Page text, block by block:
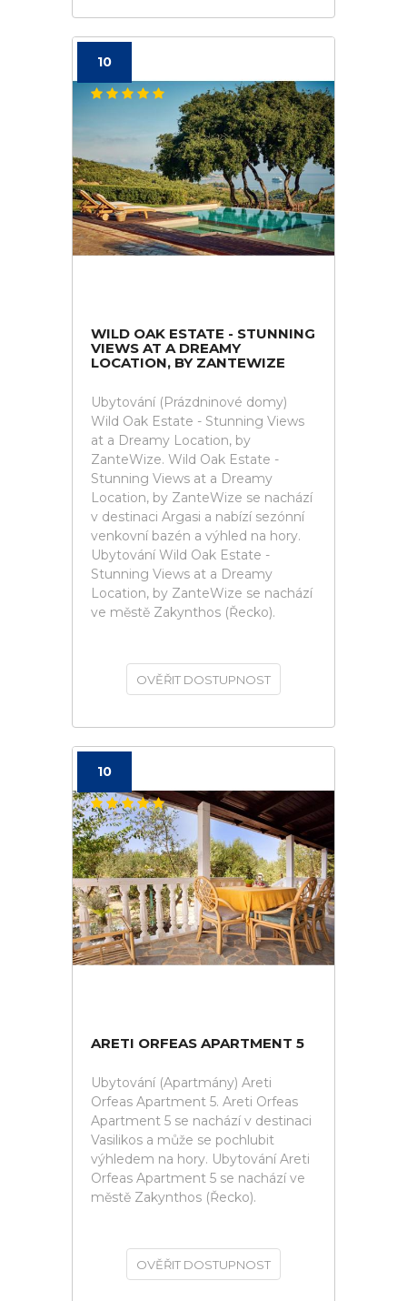
10
WILD OAK ESTATE - STUNNING
VIEWS AT A DREAMY
LOCATION, BY ZANTEWIZE
Ubytování (Prázdninové domy)
Wild Oak Estate - Stunning Views
at a Dreamy Location, by
ZanteWize. Wild Oak Estate -
Stunning Views at a Dreamy
Location, by ZanteWize se nachází
v destinaci Argasi a nabízí sezónní
venkovní bazén a výhled na hory.
Ubytování Wild Oak Estate -
Stunning Views at a Dreamy
Location, by ZanteWize se nachází
ve městě Zakynthos (Řecko).
OVĚŘIT DOSTUPNOST
10
ARETI ORFEAS APARTMENT 5
Ubytování (Apartmány) Areti
Orfeas Apartment 5. Areti Orfeas
Apartment 5 se nachází v destinaci
Vasilikos a může se pochlubit
výhledem na hory. Ubytování Areti
Orfeas Apartment 5 se nachází ve
městě Zakynthos (Řecko).
OVĚŘIT DOSTUPNOST